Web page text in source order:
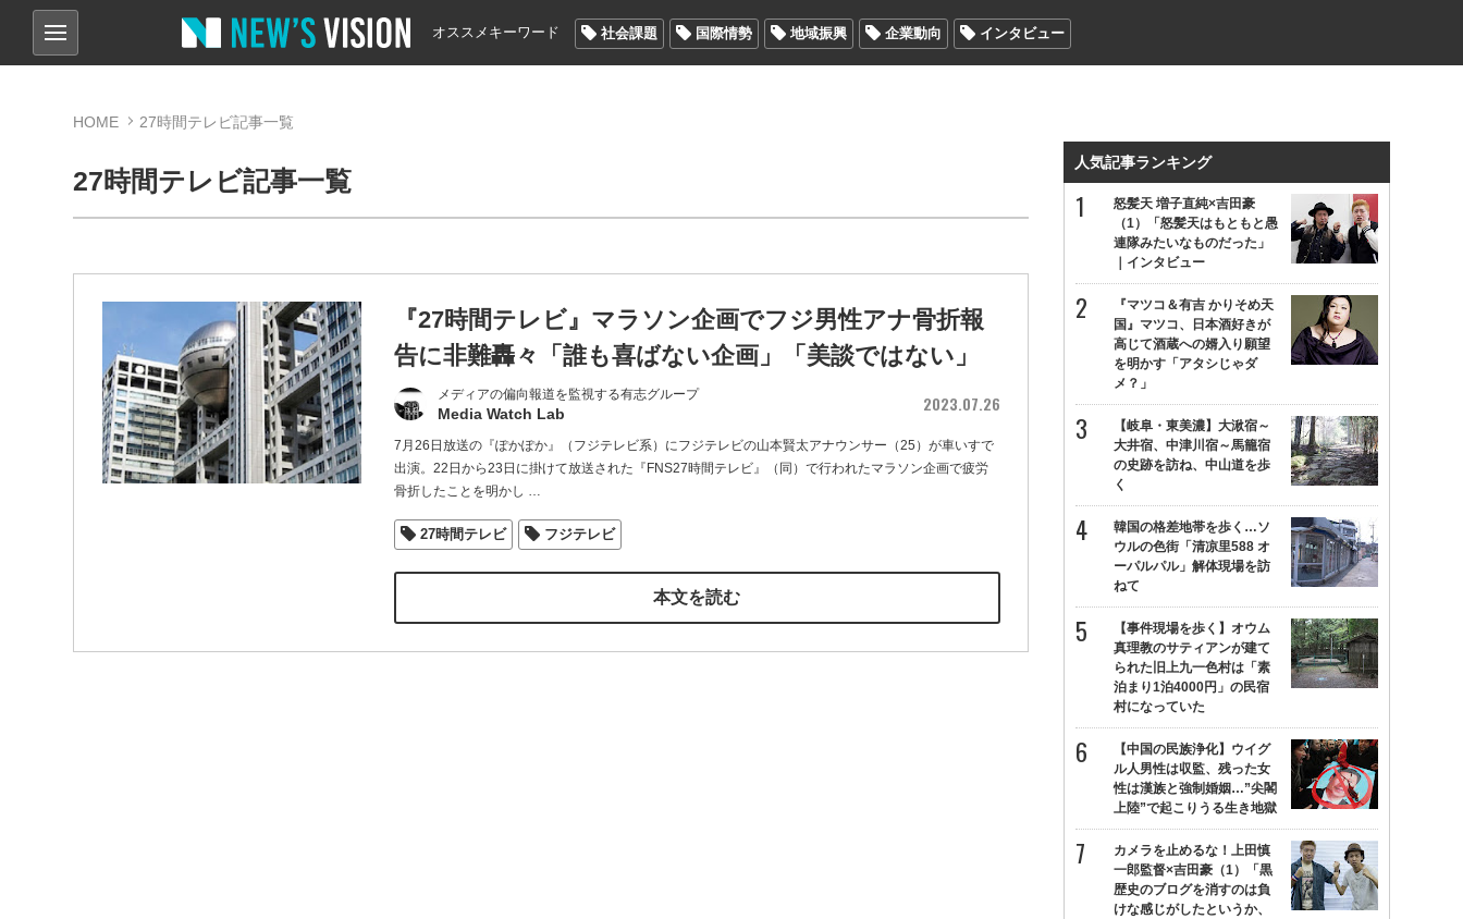
オススメキーワード 社会課題 国際情勢 地域振興 企業動向 インタビュー
HOME 27時間テレビ記事一覧
27時間テレビ記事一覧
『27時間テレビ』マラソン企画でフジ男性アナ骨折報
告に非難轟々「誰も喜ばない企画」「美談ではない」
メディアの偏向報道を監視する有志グループ
Media Watch Lab 2023.07.26
7月26日放送の『ぽかぽか』（フジテレビ系）にフジテレビの山本賢太アナウンサー（25）が車いすで
出演。22日から23日に掛けて放送された『FNS27時間テレビ』（同）で行われたマラソン企画で疲労
骨折したことを明かし …
27時間テレビ フジテレビ
本文を読む
人気記事ランキング
怒髪天 増子直純×吉田豪
（1）「怒髪天はもともと愚
連隊みたいなものだった」
｜インタビュー
『マツコ＆有吉 かりそめ天
国』マツコ、日本酒好きが
高じて酒蔵への婿入り願望
を明かす「アタシじゃダ
メ？」
【岐阜・東美濃】大湫宿～
大井宿、中津川宿～馬籠宿
の史跡を訪ね、中山道を歩
く
韓国の格差地帯を歩く…ソ
ウルの色街「清凉里588 オ
ーパルパル」解体現場を訪
ねて
【事件現場を歩く】オウム
真理教のサティアンが建て
られた旧上九一色村は「素
泊まり1泊4000円」の民宿
村になっていた
【中国の民族浄化】ウイグ
ル人男性は収監、残った女
性は漢族と強制婚姻…”尖閣
上陸”で起こりうる生き地獄
カメラを止めるな！上田慎
一郎監督×吉田豪（1）「黒
歴史のブログを消すのは負
けな感じがしたというか、